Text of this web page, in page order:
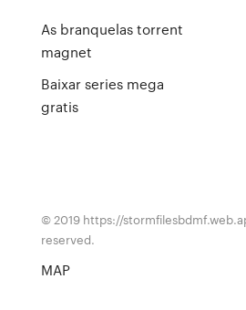
As branquelas torrent
magnet
Baixar series mega
gratis
© 2019 https://
reserved.
MAP